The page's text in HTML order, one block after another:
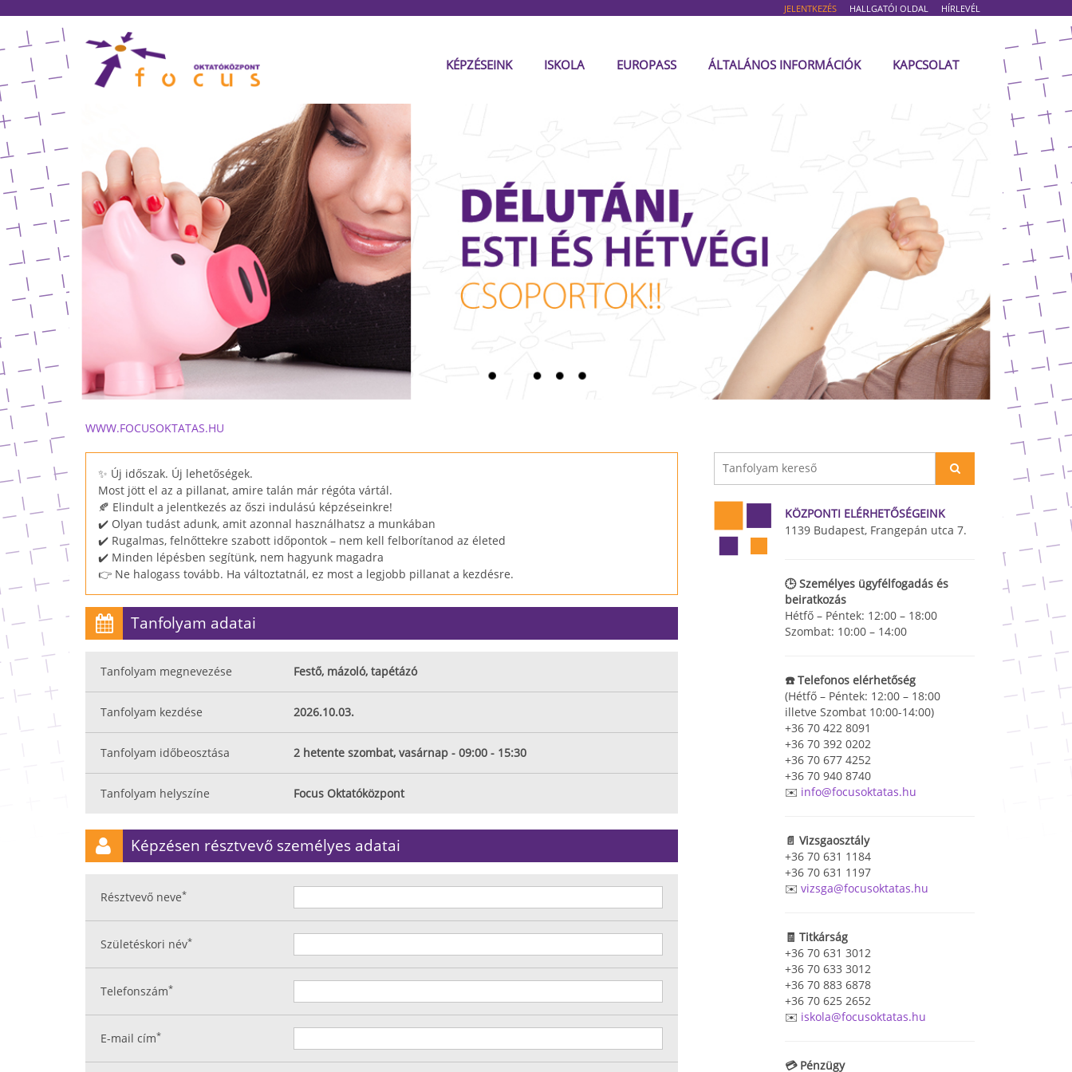
JELENTKEZÉS HALLGATÓI OLDAL HÍRLEVÉL
KÉPZÉSEINK ISKOLA EUROPASS ÁLTALÁNOS INFORMÁCIÓK KAPCSOLAT
WWW.FOCUSOKTATAS.HU
✨ Új időszak. Új lehetőségek.
Most jött el az a pillanat, amire talán már régóta vártál.
🍂 Elindult a jelentkezés az őszi indulású képzéseinkre!
✔️ Olyan tudást adunk, amit azonnal használhatsz a munkában
✔️ Rugalmas, felnőttekre szabott időpontok – nem kell felborítanod az életed
✔️ Minden lépésben segítünk, nem hagyunk magadra
👉 Ne halogass tovább. Ha változtatnál, ez most a legjobb pillanat a kezdésre.
Tanfolyam adatai
Tanfolyam megnevezése Festő, mázoló, tapétázó
Tanfolyam kezdése 2026.10.03.
Tanfolyam időbeosztása 2 hetente szombat, vasárnap - 09:00 - 15:30
Tanfolyam helyszíne Focus Oktatóközpont
Képzésen résztvevő személyes adatai
Résztvevő neve*
Születéskori név*
Telefonszám*
E-mail cím*
KÖZPONTI ELÉRHETŐSÉGEINK
1139 Budapest, Frangepán utca 7.
🕒 Személyes ügyfélfogadás és
beiratkozás
Hétfő – Péntek: 12:00 – 18:00
Szombat: 10:00 – 14:00
☎️ Telefonos elérhetőség
(Hétfő – Péntek: 12:00 – 18:00
illetve Szombat 10:00-14:00)
+36 70 422 8091
+36 70 392 0202
+36 70 677 4252
+36 70 940 8740
✉️ info@focusoktatas.hu
📄 Vizsgaosztály
+36 70 631 1184
+36 70 631 1197
✉️vizsga@focusoktatas.hu
🧾 Titkárság
+36 70 631 3012
+36 70 633 3012
+36 70 883 6878
+36 70 625 2652
✉️ iskola@focusoktatas.hu
💳 Pénzügy